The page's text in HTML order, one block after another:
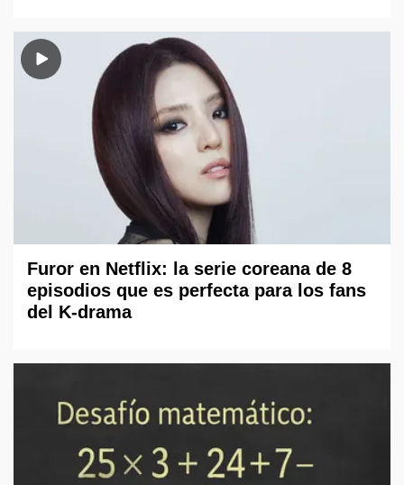
Furor en Netflix: la serie coreana de 8
episodios que es perfecta para los fans
del K-drama